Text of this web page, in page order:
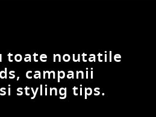
toate noutatile
campanii
styling tips.